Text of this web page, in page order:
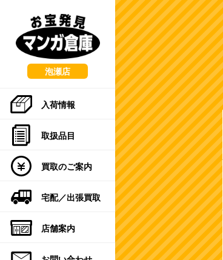
泡瀬店
入荷情報
取扱品目
買取のご案内
宅配／出張買取
店舗案内